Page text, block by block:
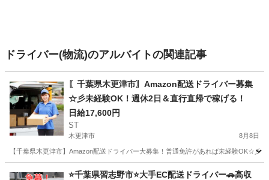
ドライバー(物流)のアルバイトの関連記事
〖千葉県木更津市〗Amazon配送ドライバー募集
☆彡未経験OK！週休2日＆直行直帰で稼げる！
日給17,600円
ST
木更津市 8月8日
【千葉県木更津市】Amazon配送ドライバー大募集！普通免許があれば未経験OK☆彡
ドライバー Amazon
⭐️千葉県習志野市⭐️大手EC配送ドライバー🚗高収